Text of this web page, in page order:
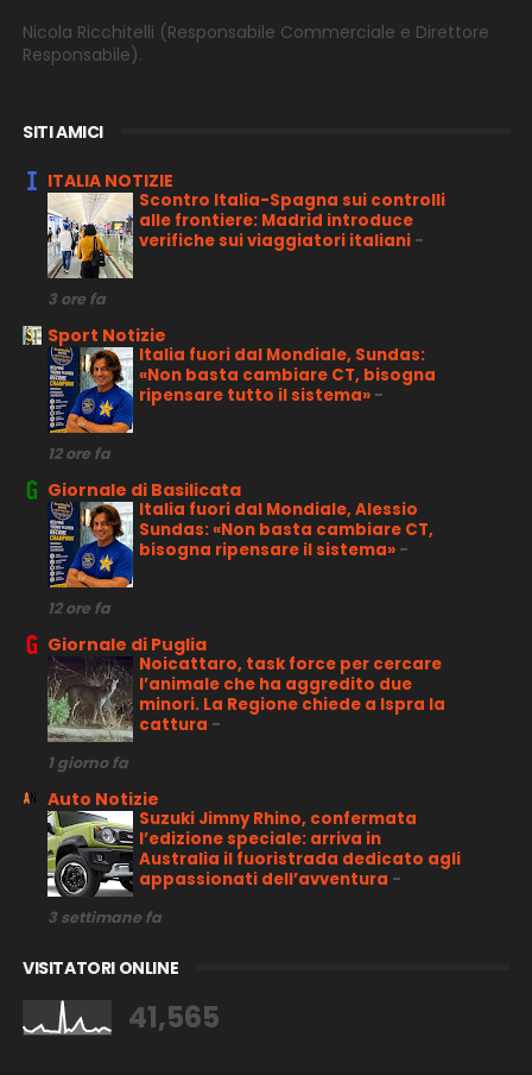
Nicola Ricchitelli (Responsabile Commerciale e Direttore
Responsabile).
SITI AMICI
ITALIA NOTIZIE
Scontro Italia-Spagna sui controlli
alle frontiere: Madrid introduce
verifiche sui viaggiatori italiani -
3 ore fa
Sport Notizie
Italia fuori dal Mondiale, Sundas:
«Non basta cambiare CT, bisogna
ripensare tutto il sistema» -
12 ore fa
Giornale di Basilicata
Italia fuori dal Mondiale, Alessio
Sundas: «Non basta cambiare CT,
bisogna ripensare il sistema» -
12 ore fa
Giornale di Puglia
Noicattaro, task force per cercare
l’animale che ha aggredito due
minori. La Regione chiede a Ispra la
cattura -
1 giorno fa
Auto Notizie
Suzuki Jimny Rhino, confermata
l’edizione speciale: arriva in
Australia il fuoristrada dedicato agli
appassionati dell’avventura -
3 settimane fa
VISITATORI ONLINE
41,565